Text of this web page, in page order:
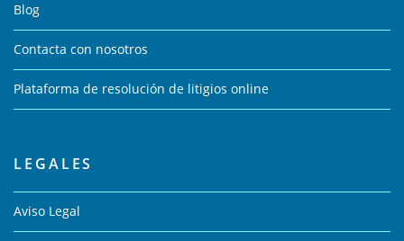
Blog
Contacta con nosotros
Plataforma de resolución de litigios online
LEGALES
Aviso Legal